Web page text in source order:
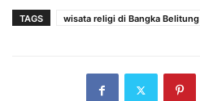
TAGS wisata religi di Bangka Belitung